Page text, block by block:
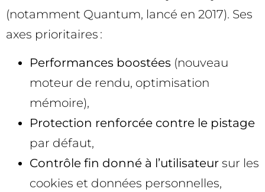
(notamment Quantum, lancé en 2017). Ses
axes prioritaires :
Performances boostées (nouveau
moteur de rendu, optimisation
mémoire),
Protection renforcée contre le pistage
par défaut,
Contrôle fin donné à l’utilisateur sur les
cookies et données personnelles,